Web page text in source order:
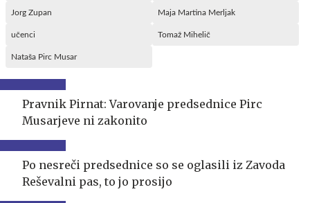
Jorg Zupan Maja Martina Merljak
učenci Tomaž Mihelič
Nataša Pirc Musar
Pravnik Pirnat: Varovanje predsednice Pirc
Musarjeve ni zakonito
Po nesreči predsednice so se oglasili iz Zavoda
Reševalni pas, to jo prosijo